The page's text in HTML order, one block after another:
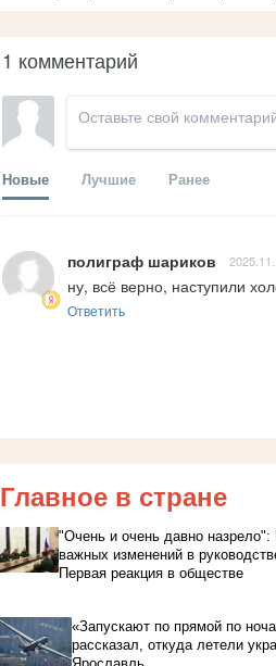
1 комментарий
Новые Лучшие Ранее
полиграф шариков
ну, всё верно, наступили
Ответить
Главное в стране
"Очень и очень давно
важных изменений в
Первая реакция в обществе
«Запускают по прямой по
рассказал, откуда летели